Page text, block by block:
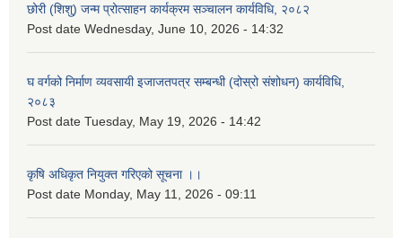
छोरी (शिशु) जन्म प्रोत्साहन कार्यक्रम सञ्चालन कार्यविधि, २०८२
Post date Wednesday, June 10, 2026 - 14:32
घ वर्गको निर्माण व्यवसायी इजाजतपत्र सम्बन्धी (दोस्रो संशोधन) कार्यविधि,
२०८३
Post date Tuesday, May 19, 2026 - 14:42
कृषि अधिकृत नियुक्त गरिएको सूचना ।।
Post date Monday, May 11, 2026 - 09:11